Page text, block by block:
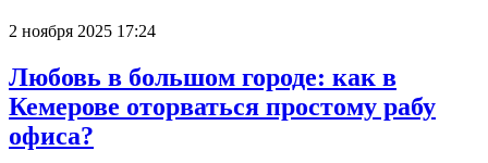
2 ноября 2025 17:24
Любовь в большом городе: как в
Кемерове оторваться простому рабу
офиса?